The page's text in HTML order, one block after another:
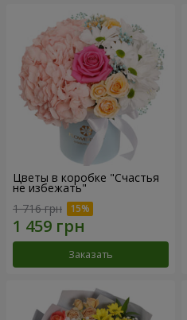
Цветы в коробке "Счастья
не избежать"
1 716 грн
Заказать